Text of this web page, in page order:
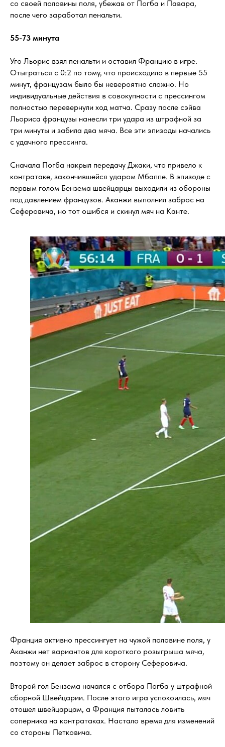
со своей половины поля, убежав от Погба и Павара,
после чего заработал пенальти.
55-73 минута
Уго Льорис взял пенальти и оставил Францию в игре.
Отыграться с 0:2 по тому, что происходило в первые 55
минут, французам было бы невероятно сложно. Но
индивидуальные действия в совокупности с прессингом
полностью перевернули ход матча. Сразу после сэйва
Льориса французы нанесли три удара из штрафной за
три минуты и забила два мяча. Все эти эпизоды начались
с удачного прессинга.
Сначала Погба накрыл передачу Джаки, что привело к
контратаке, закончившейся ударом Мбаппе. В эпизоде с
первым голом Бензема швейцарцы выходили из обороны
под давлением французов. Аканжи выполнил заброс на
Сеферовича, но тот ошибся и скинул мяч на Канте.
Франция активно прессингует на чужой половине поля, у
Аканжи нет вариантов для короткого розыгрыша мяча,
поэтому он делает заброс в сторону Сеферовича.
Второй гол Бензема начался с отбора Погба у штрафной
сборной Швейцарии. После этого игра успокоилась, мяч
отошел швейцарцам, а Франция пыталась ловить
соперника на контратаках. Настало время для изменений
со стороны Петковича.